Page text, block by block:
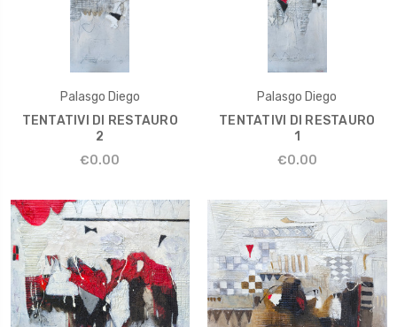
Palasgo Diego
TENTATIVI DI RESTAURO
2
€0.00
Palasgo Diego
TENTATIVI DI RESTAURO
1
€0.00